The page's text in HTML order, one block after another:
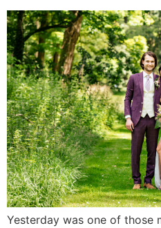
Yesterday was one of those